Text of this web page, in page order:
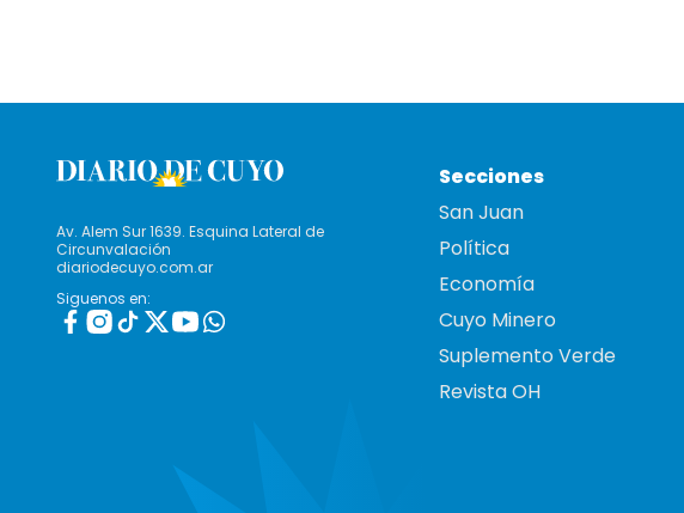
Av. Alem Sur 1639. Esquina Lateral de
Circunvalación
diariodecuyo.com.ar
Siguenos en:
Secciones
San Juan
Política
Economía
Cuyo Minero
Suplemento Verde
Revista OH